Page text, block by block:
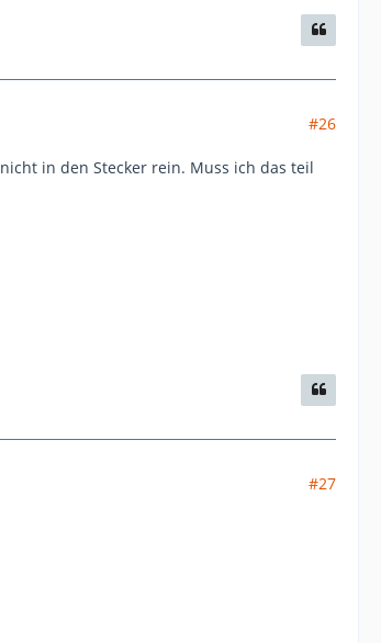
#26
in den Stecker rein. Muss ich das teil
#27